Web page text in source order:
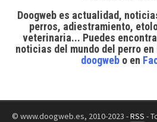
Doogweb es actualidad,
perros, adiestramiento,
veterinaria... Puedes
noticias del mundo del perroen
doogweb o en
© www.doogweb.es, 2010-2023 -RSS -